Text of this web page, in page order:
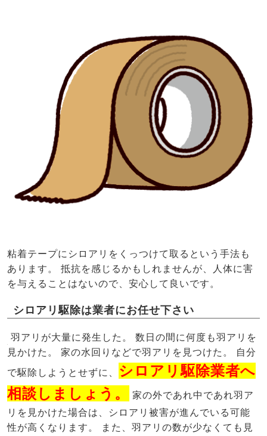
粘着テープにシロアリをくっつけて取るという手法も
あります。 抵抗を感じるかもしれませんが、人体に害
を与えることはないので、安心して良いです。
シロアリ駆除は業者にお任せ下さい
羽アリが大量に発生した。 数日の間に何度も羽アリを
見かけた。 家の水回りなどで羽アリを見つけた。 自分
で駆除しようとせずに、
シロアリ駆除業者へ
相談しましょう。
家の外であれ中であれ羽ア
リを見かけた場合は、シロアリ被害が進んでいる可能
性が高くなります。 また、羽アリの数が少なくても見